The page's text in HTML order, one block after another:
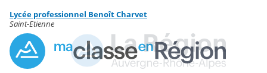
Menu de la rubrique
Contenu
Lycée professionnel Benoît Charvet
Saint-Etienne